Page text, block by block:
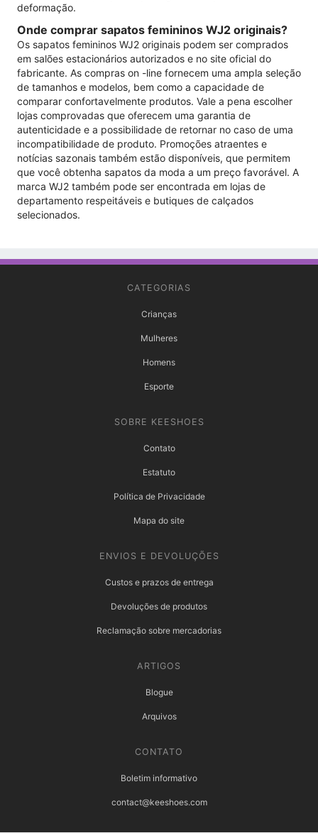
deformação.
Onde comprar sapatos femininos WJ2 originais?
Os sapatos femininos WJ2 originais podem ser comprados
em salões estacionários autorizados e no site oficial do
fabricante. As compras on -line fornecem uma ampla seleção
de tamanhos e modelos, bem como a capacidade de
comparar confortavelmente produtos. Vale a pena escolher
lojas comprovadas que oferecem uma garantia de
autenticidade e a possibilidade de retornar no caso de uma
incompatibilidade de produto. Promoções atraentes e
notícias sazonais também estão disponíveis, que permitem
que você obtenha sapatos da moda a um preço favorável. A
marca WJ2 também pode ser encontrada em lojas de
departamento respeitáveis ​​e butiques de calçados
selecionados.
CATEGORIAS
Crianças
Mulheres
Homens
Esporte
SOBRE KEESHOES
Contato
Estatuto
Política de Privacidade
Mapa do site
ENVIOS E DEVOLUÇÕES
Custos e prazos de entrega
Devoluções de produtos
Reclamação sobre mercadorias
ARTIGOS
Blogue
Arquivos
CONTATO
Boletim informativo
contact@keeshoes.com